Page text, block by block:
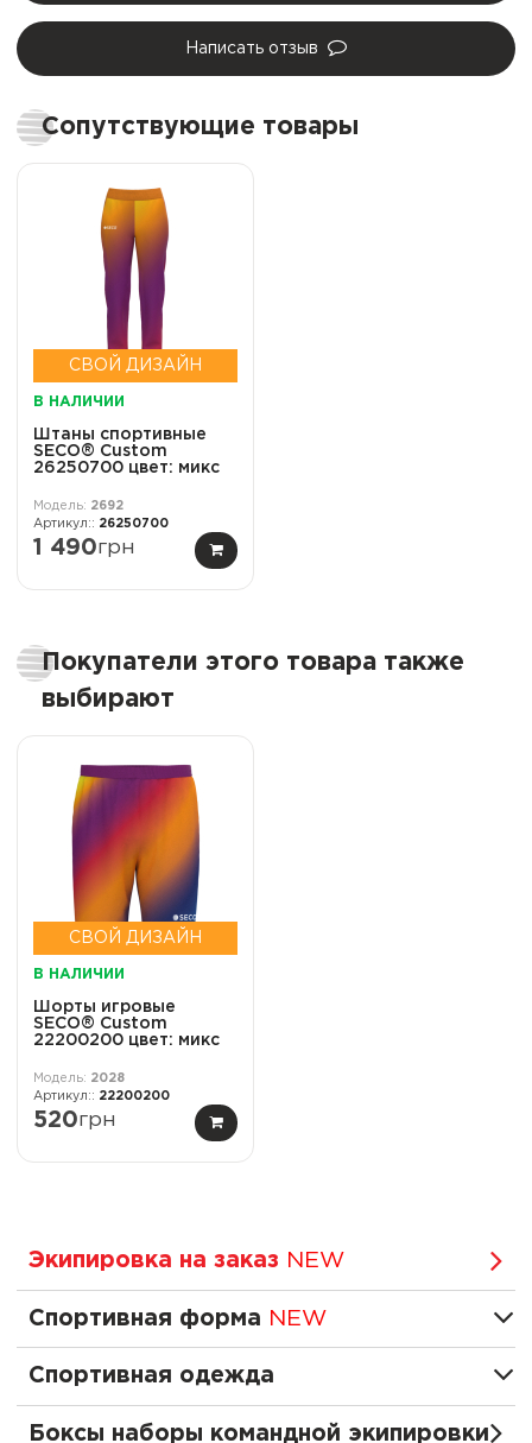
Написать отзыв
Сопутствующие товары
СВОЙ ДИЗАЙН
В НАЛИЧИИ
Штаны спортивные
SECO® Custom
26250700 цвет: микс
2692
26250700
1 490грн
Покупатели этого товара также
выбирают
СВОЙ ДИЗАЙН
В НАЛИЧИИ
Шорты игровые
SECO® Custom
22200200 цвет: микс
2028
22200200
520грн
Экипировка на заказ NEW
Спортивная форма NEW
Спортивная одежда
Боксы наборы командной экипировки